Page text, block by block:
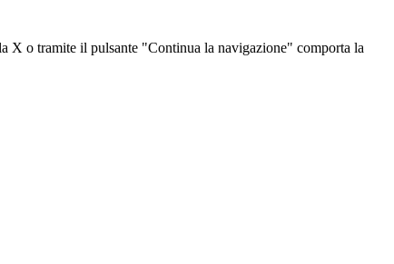
X o tramite il pulsante "Continua la navigazione" comporta la